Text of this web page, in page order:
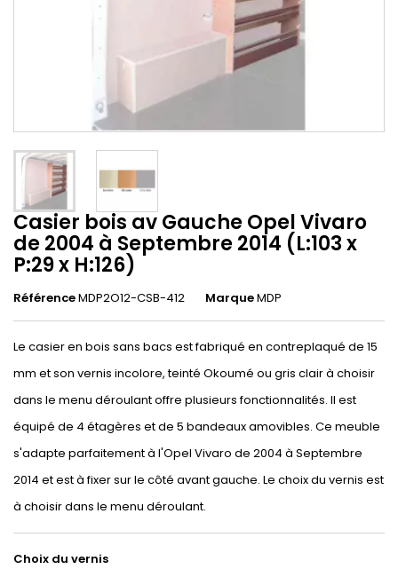
Casier bois av Gauche Opel Vivaro
de 2004 à Septembre 2014 (L:103 x
P:29 x H:126)
RéférenceMDP2O12-CSB-412 MarqueMDP
Le casier en bois sans bacs est fabriqué en contreplaqué de 15
mm et son vernis incolore, teinté Okoumé ou gris clair à choisir
dans le menu déroulant offre plusieurs fonctionnalités. Il est
équipé de 4 étagères et de 5 bandeaux amovibles. Ce meuble
s'adapte parfaitement à l'Opel Vivaro de 2004 à Septembre
2014 et est à fixer sur le côté avant gauche. Le choix du vernis est
à choisir dans le menu déroulant.
Choix du vernis